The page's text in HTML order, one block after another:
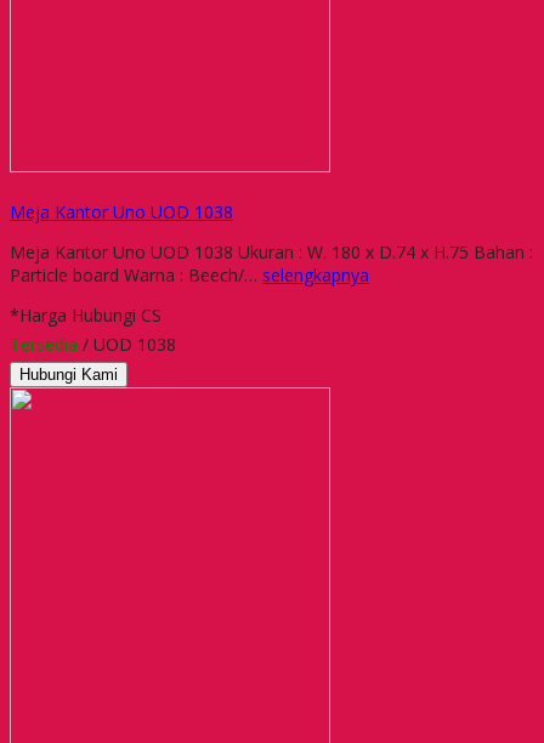
Meja Kantor Uno UOD 1038
Meja Kantor Uno UOD 1038 Ukuran : W. 180 x D.74 x H.75 Bahan :
Particle board Warna : Beech/… selengkapnya
*Harga Hubungi CS
Tersedia / UOD 1038
Hubungi Kami